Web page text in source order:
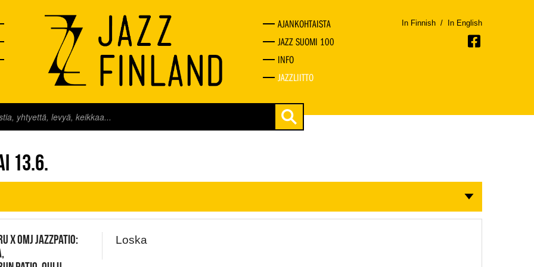
AJANKOHTAISTA
JAZZ SUOMI 100
INFO
JAZZLIITTO
In Finnish / In English
LIVE
13.6.
X OMJ JAZZPATIO:
Loska